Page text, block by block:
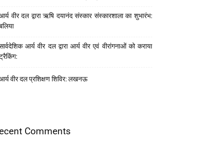
वीर दल द्वारा ऋषि दयानंद संस्कार संस्कारशाला का शुभारंभ:
आर्य वीर दल द्वारा आर्य वीर एवं वीरांगनाओं को कराया
वीर दल प्रशिक्षण शिविर: लखनऊ
Comments